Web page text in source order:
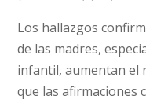
Los hallazgos
de las madres,
infantil, aumentan el
que las afirmaciones